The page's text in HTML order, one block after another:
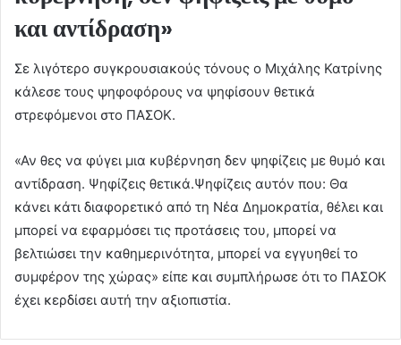
και αντίδραση»
Σε λιγότερο συγκρουσιακούς τόνους ο Μιχάλης Κατρίνης
κάλεσε τους ψηφοφόρους να ψηφίσουν θετικά
στρεφόμενοι στο ΠΑΣΟΚ.
«Αν θες να φύγει μια κυβέρνηση δεν ψηφίζεις με θυμό και
αντίδραση. Ψηφίζεις θετικά.Ψηφίζεις αυτόν που: Θα
κάνει κάτι διαφορετικό από τη Νέα Δημοκρατία, θέλει και
μπορεί να εφαρμόσει τις προτάσεις του, μπορεί να
βελτιώσει την καθημερινότητα, μπορεί να εγγυηθεί το
συμφέρον της χώρας» είπε και συμπλήρωσε ότι το ΠΑΣΟΚ
έχει κερδίσει αυτή την αξιοπιστία.